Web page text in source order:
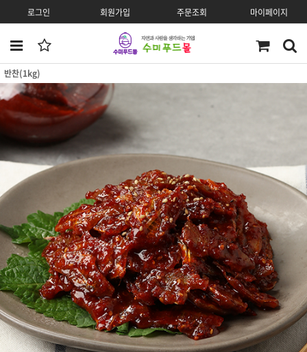
로그인 회원가입 주문조회 마이페이지
반찬(1kg)